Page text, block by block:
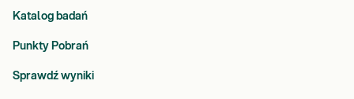
Katalog badań
Punkty Pobrań
Sprawdź wyniki